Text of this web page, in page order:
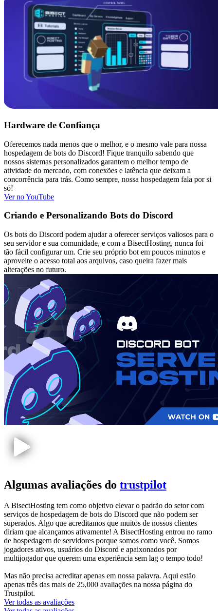
Hardware de Confiança
Oferecemos nada menos que o melhor, e o mesmo vale para nossa
hospedagem de bots do Discord! Fique tranquilo sabendo que
nossos sistemas personalizados garantem o melhor tempo de
atividade do mercado, com conexões e latência que deixam a
concorrência para trás. Como sempre, nossa hospedagem fala por si
só!
Ver no YouTube
Criando e Personalizando Bots do Discord
Os bots do Discord podem ajudar a oferecer serviços valiosos para o
seu servidor e sua comunidade, e com a BisectHosting, nunca foi
tão fácil configurar um. Crie seu próprio bot em poucos minutos e
aproveite o acesso total aos arquivos, caso queira fazer mais
alterações no futuro.
Algumas avaliações do trustpilot
A BisectHosting tem como objetivo elevar o padrão do setor com
serviços de hospedagem de bots do Discord que não podem ser
superados. Algo que acreditamos que muitos de nossos clientes
diriam que alcançamos ativamente! A BisectHosting entrou no ramo
de hospedagem de servidores porque somos como você. Somos
jogadores ativos, usuários do Discord e apaixonados por
multijogador que querem uma experiência sem lag o tempo todo!
Mas não precisa acreditar apenas em nossa palavra. Aqui estão
apenas três das mais de 25,000 avaliações na nossa página do
Trustpilot.
Ver todas as avaliações